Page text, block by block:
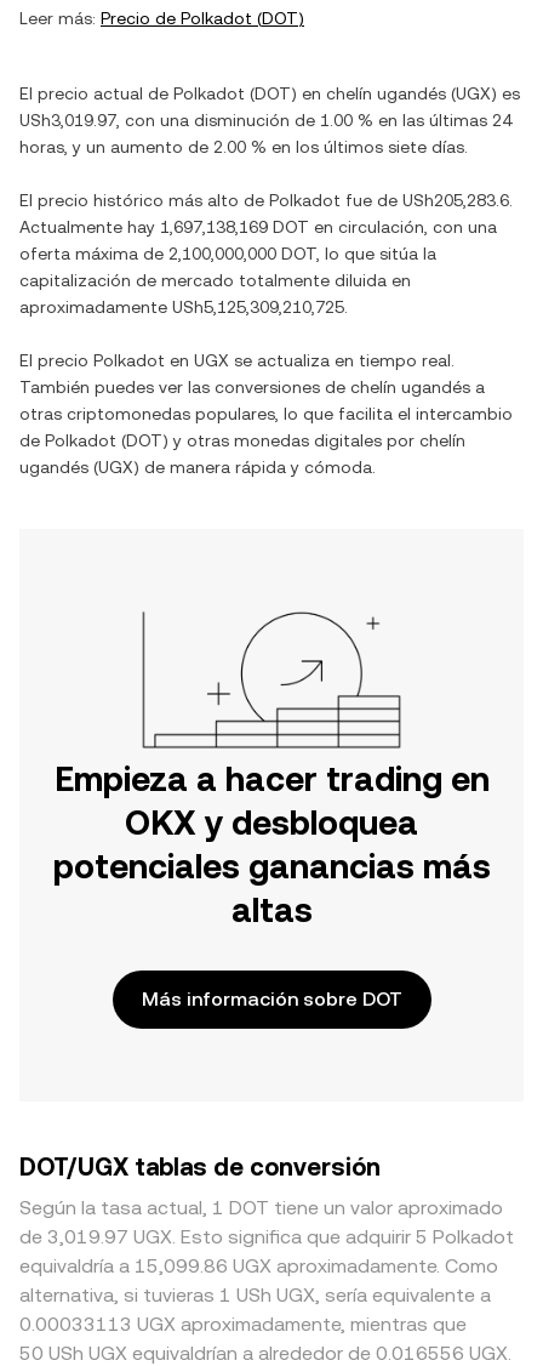
Leer más: Precio de Polkadot (DOT)
El precio actual de Polkadot (DOT) en chelín ugandés (UGX) es
USh3,019.97 , con una disminución de 1.00 % en las últimas 24
horas, y un aumento de 2.00 % en los últimos siete días.
El precio histórico más alto de Polkadot fue de USh205,283.6
Actualmente hay 1,697,138,169 DOT en circulación, con una
oferta máxima de 2,100,000,000 DOT , lo que sitúa la
capitalización de mercado totalmente diluida en
aproximadamente USh5,125,309,210,725
El precio Polkadot en UGX se actualiza en tiempo real.
También puedes ver las conversiones de chelín ugandés a
otras criptomonedas populares, lo que facilita el intercambio
de Polkadot (DOT) y otras monedas digitales por chelín
ugandés (UGX) de manera rápida y cómoda.
Empieza a hacer trading en
OKX y desbloquea
potenciales ganancias más
altas
Más información sobre DOT
DOT/UGX tablas de conversión
Según la tasa actual, 1 DOT tiene un valor aproximado
de 3,019.97 UGX. Esto significa que adquirir 5 Polkadot
equivaldría a 15,099.86 UGX aproximadamente. Como
alternativa, si tuvieras 1 USh UGX, sería equivalente a
0.00033113 UGX aproximadamente, mientras que
50 USh UGX equivaldrían a alrededor de 0.016556 UGX.